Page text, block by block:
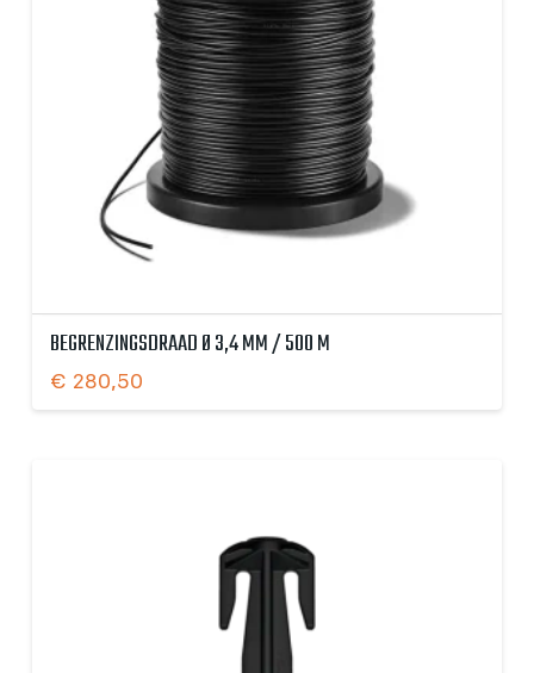
BEGRENZINGSDRAAD Ø 3,4 MM / 500 M
€ 280,50